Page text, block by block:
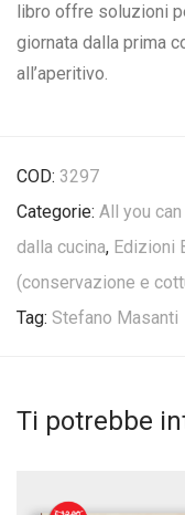
libro offre soluzioni
giornata dalla prima
all’aperitivo.
COD: 3297
Categorie: All you can
dalla cucina, Edizioni
(conservazione e
Tag: Stefano Masanti
Ti potrebbe